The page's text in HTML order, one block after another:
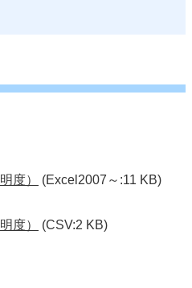
度） (Excel2007～:11 KB)
度） (CSV:2 KB)